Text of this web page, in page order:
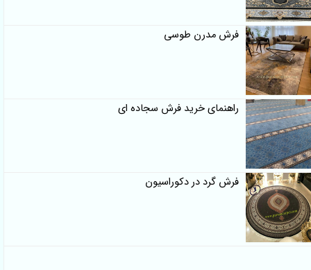
فرش مدرن طوسی
راهنمای خرید فرش سجاده ای
فرش گرد در دکوراسیون